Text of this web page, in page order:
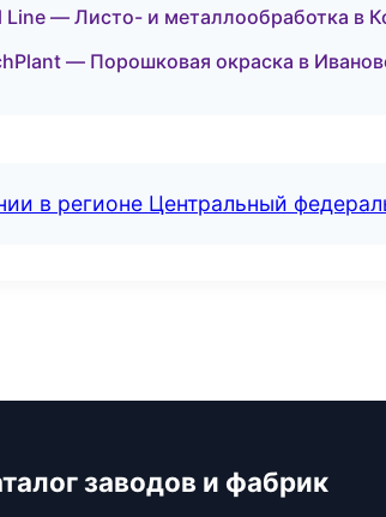
— Листо- и металлообработка в
— Порошковая окраска в
в регионе Центральный
заводов и фабрик